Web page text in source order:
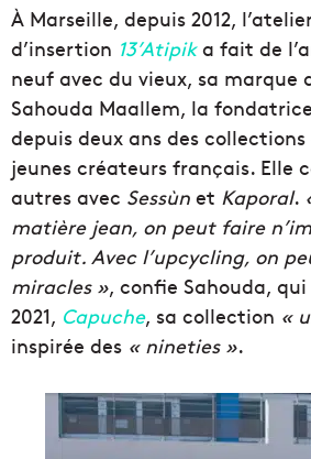
À Marseille, depuis 2012,
d’insertion 13’Atipik a fait de
neuf avec du vieux, sa marque
Sahouda Maallem, la
depuis deux ans des
jeunes créateurs français. Elle
autres avec Sessùn et Kaporal.
matière jean, on peut faire
produit. Avec l’upcycling, on
miracles », confie Sahouda,
2021, Capuche, sa collection «
inspirée des « nineties ».